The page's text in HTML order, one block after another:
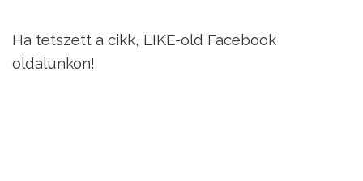
Ha tetszett a cikk, LIKE-old Facebook
oldalunkon!